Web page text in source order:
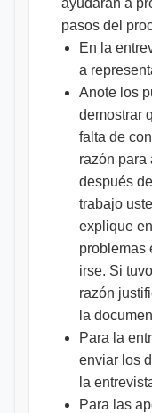
ayudarán a
pasos del
En la
a
Anote los
demostrar
falta de
razón para
después
trabajo
explique
problemas
irse. Si
razón
la
Para la
enviar los
la
Para las